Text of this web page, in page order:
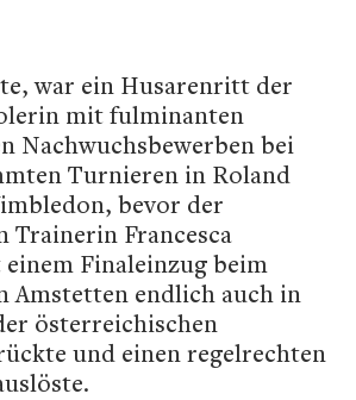
war ein Husarenritt der
mit fulminanten
Nachwuchsbewerben bei
Turnieren in Roland
bevor der
Trainerin Francesca
Finaleinzug beim
Amstetten endlich auch in
österreichischen
und einen regelrechten